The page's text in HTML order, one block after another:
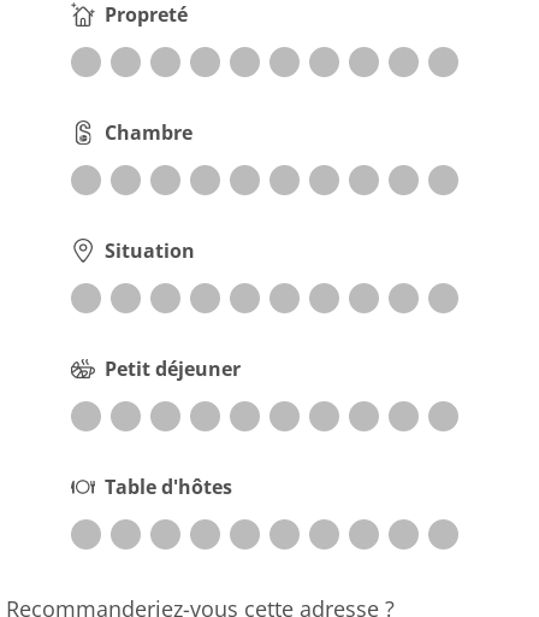
Propreté
Chambre
Situation
Petit déjeuner
Table d'hôtes
Recommanderiez-vous cette adresse ?